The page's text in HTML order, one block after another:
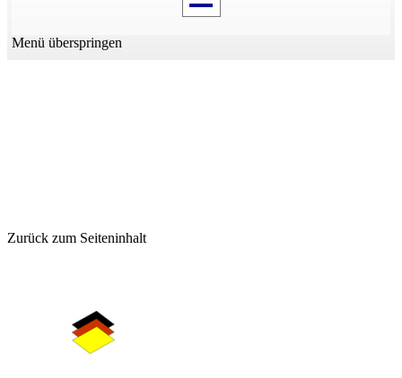
Menü überspringen
Zurück zum Seiteninhalt